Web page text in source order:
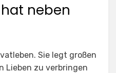
neben
Sie legt großen
Lieben zu verbringen